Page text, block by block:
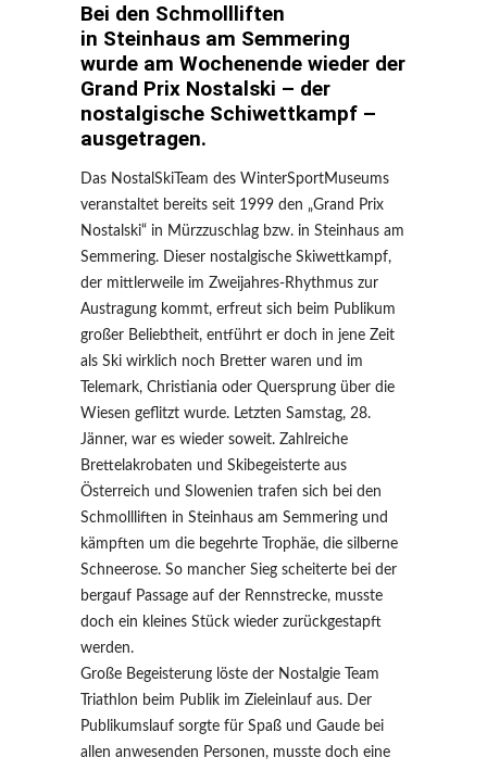
Bei den Schmollliften
in Steinhaus am Semmering
wurde am Wochenende wieder der
Grand Prix Nostalski – der
nostalgische Schiwettkampf –
ausgetragen.
Das NostalSkiTeam des WinterSportMuseums
veranstaltet bereits seit 1999 den „Grand Prix
Nostalski“ in Mürzzuschlag bzw. in Steinhaus am
Semmering. Dieser nostalgische Skiwettkampf,
der mittlerweile im Zweijahres-Rhythmus zur
Austragung kommt, erfreut sich beim Publikum
großer Beliebtheit, entführt er doch in jene Zeit
als Ski wirklich noch Bretter waren und im
Telemark, Christiania oder Quersprung über die
Wiesen geflitzt wurde. Letzten Samstag, 28.
Jänner, war es wieder soweit. Zahlreiche
Brettelakrobaten und Skibegeisterte aus
Österreich und Slowenien trafen sich bei den
Schmollliften in Steinhaus am Semmering und
kämpften um die begehrte Trophäe, die silberne
Schneerose. So mancher Sieg scheiterte bei der
bergauf Passage auf der Rennstrecke, musste
doch ein kleines Stück wieder zurückgestapft
werden.
Große Begeisterung löste der Nostalgie Team
Triathlon beim Publik im Zieleinlauf aus. Der
Publikumslauf sorgte für Spaß und Gaude bei
allen anwesenden Personen, musste doch eine